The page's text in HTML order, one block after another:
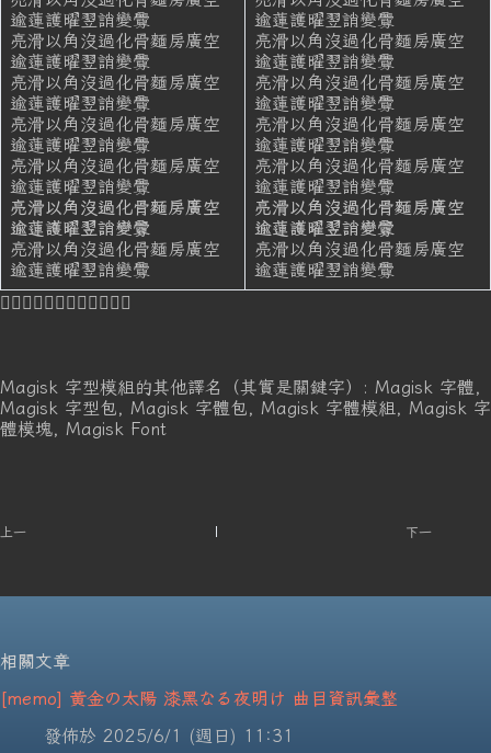
逾蓮護曜翌誚變釁
亮滑以角沒過化骨麵房廣空
逾蓮護曜翌誚變釁
亮滑以角沒過化骨麵房廣空
逾蓮護曜翌誚變釁
亮滑以角沒過化骨麵房廣空
逾蓮護曜翌誚變釁
亮滑以角沒過化骨麵房廣空
逾蓮護曜翌誚變釁
亮滑以角沒過化骨麵房廣空
逾蓮護曜翌誚變釁
亮滑以角沒過化骨麵房廣空
逾蓮護曜翌誚變釁
逾蓮護曜翌誚變釁
亮滑以角沒過化骨麵房廣空
逾蓮護曜翌誚變釁
亮滑以角沒過化骨麵房廣空
逾蓮護曜翌誚變釁
亮滑以角沒過化骨麵房廣空
逾蓮護曜翌誚變釁
亮滑以角沒過化骨麵房廣空
逾蓮護曜翌誚變釁
亮滑以角沒過化骨麵房廣空
逾蓮護曜翌誚變釁
亮滑以角沒過化骨麵房廣空
逾蓮護曜翌誚變釁
𠄷𠆭𠇇𠍋𠪳𠲲𡆢𡦹𡧑𢀓𦮙𦹗
Magisk 字型模組的其他譯名（其實是關鍵字）: Magisk 字體,
Magisk 字型包, Magisk 字體包, Magisk 字體模組, Magisk 字
體模塊, Magisk Font
上一 下一
相關文章
[memo] 黄金の太陽 漆黒なる夜明け 曲目資訊彙整
發佈於 2025/6/1 (週日) 11:31